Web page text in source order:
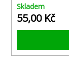
Skladem
55,00 Kč